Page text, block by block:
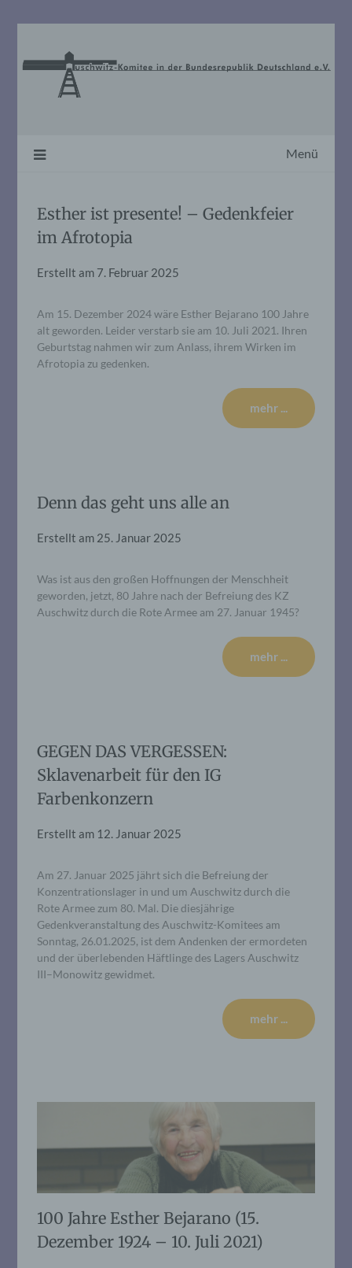
Menü
Esther ist presente! – Gedenkfeier
im Afrotopia
Erstellt am 7. Februar 2025
Am 15. Dezember 2024 wäre Esther Bejarano 100 Jahre
alt geworden. Leider verstarb sie am 10. Juli 2021. Ihren
Geburtstag nahmen wir zum Anlass, ihrem Wirken im
Afrotopia zu gedenken.
mehr ...
Denn das geht uns alle an
Erstellt am 25. Januar 2025
Was ist aus den großen Hoffnungen der Menschheit
geworden, jetzt, 80 Jahre nach der Befreiung des KZ
Auschwitz durch die Rote Armee am 27. Januar 1945?
mehr ...
GEGEN DAS VERGESSEN:
Sklavenarbeit für den IG
Farbenkonzern
Erstellt am 12. Januar 2025
Am 27. Januar 2025 jährt sich die Befreiung der
Konzentrationslager in und um Auschwitz durch die
Rote Armee zum 80. Mal. Die diesjährige
Gedenkveranstaltung des Auschwitz-Komitees am
Sonntag, 26.01.2025, ist dem Andenken der ermordeten
und der überlebenden Häftlinge des Lagers Auschwitz
III–Monowitz gewidmet.
mehr ...
100 Jahre Esther Bejarano (15.
Dezember 1924 – 10. Juli 2021)